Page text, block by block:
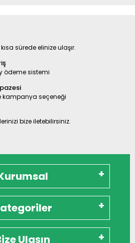
sürede elinize ulaşır.
ödeme sistemi
kampanya seçeneği
bize iletebilirsiniz.
Ulaşın